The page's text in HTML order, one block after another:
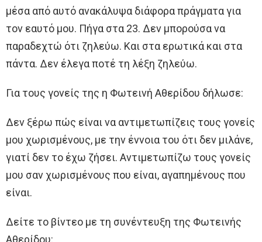
μέσα από αυτό ανακάλυψα διάφορα πράγματα για
τον εαυτό μου. Πήγα στα 23. Δεν μπορούσα να
παραδεχτώ ότι ζηλεύω. Και στα ερωτικά και στα
πάντα. Δεν έλεγα ποτέ τη λέξη ζηλεύω.
Για τους γονείς της η Φωτεινή Αθερίδου δήλωσε:
Δεν ξέρω πώς είναι να αντιμετωπίζεις τους γονείς
μου χωρισμένους, με την έννοια του ότι δεν μιλάνε,
γιατί δεν το έχω ζήσει. Αντιμετωπίζω τους γονείς
μου σαν χωρισμένους που είναι, αγαπημένους που
είναι.
Δείτε το βίντεο με τη συνέντευξη της Φωτεινής
Αθερίδου: